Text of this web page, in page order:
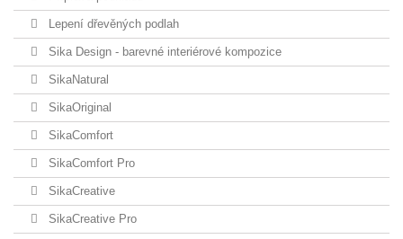
Lepení dřevěných podlah
Sika Design - barevné interiérové kompozice
SikaNatural
SikaOriginal
SikaComfort
SikaComfort Pro
SikaCreative
SikaCreative Pro